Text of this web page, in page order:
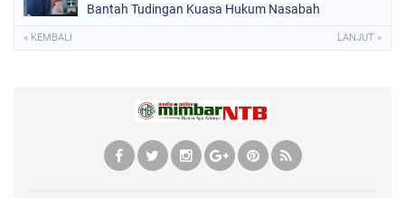
Bantah Tudingan Kuasa Hukum Nasabah
« KEMBALI LANJUT »